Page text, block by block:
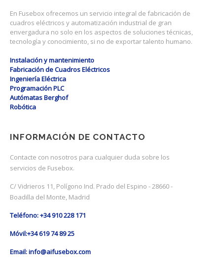
En Fusebox ofrecemos un servicio integral de fabricación de
cuadros eléctricos y automatización industrial de gran
envergadura no solo en los aspectos de soluciones técnicas,
tecnología y conocimiento, si no de exportar talento humano.
Instalación y mantenimiento
Fabricación de Cuadros Eléctricos
Ingeniería Eléctrica
Programación PLC
Autómatas Berghof
Robótica
INFORMACIÓN DE CONTACTO
Contacte con nosotros para cualquier duda sobre los
servicios de Fusebox.
C/ Vidrieros 11, Polígono Ind. Prado del Espino - 28660 -
Boadilla del Monte, Madrid
Teléfono: +34 910 228 171
Móvil:+34 619 74 89 25
Email: info@aifusebox.com